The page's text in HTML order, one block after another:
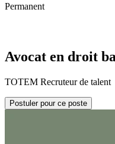
Permanent
Avocat en droit
TOTEM Recruteur de talent
Postuler pour ce poste